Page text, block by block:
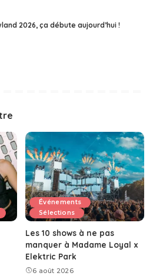
2026, ça débute aujourd’hui !
Événements
Sélections
Les 10 shows à ne pas
manquer à Madame Loyal x
Elektric Park
6 août 2026